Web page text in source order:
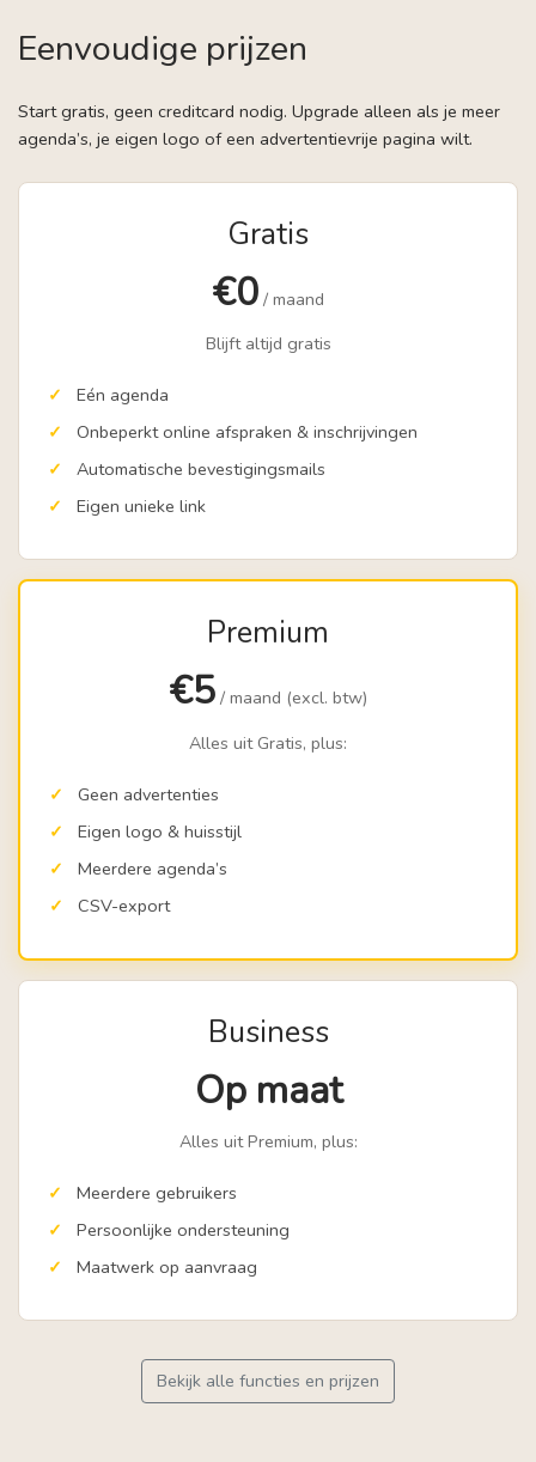
Eenvoudige prijzen
Start gratis, geen creditcard nodig. Upgrade alleen als je meer
agenda’s, je eigen logo of een advertentievrije pagina wilt.
Gratis
€0 / maand
Blijft altijd gratis
Eén agenda
Onbeperkt online afspraken & inschrijvingen
Automatische bevestigingsmails
Eigen unieke link
Premium
€5 / maand (excl. btw)
Alles uit Gratis, plus:
Geen advertenties
Eigen logo & huisstijl
Meerdere agenda’s
CSV-export
Business
Op maat
Alles uit Premium, plus:
Meerdere gebruikers
Persoonlijke ondersteuning
Maatwerk op aanvraag
Bekijk alle functies en prijzen